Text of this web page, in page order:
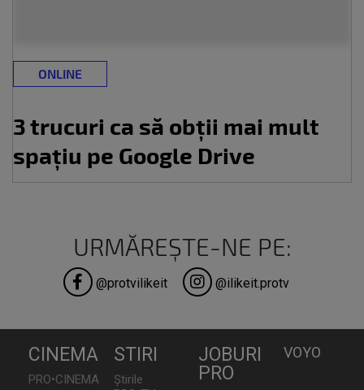
ONLINE
3 trucuri ca să obții mai mult
spațiu pe Google Drive
URMĂREȘTE-NE PE:
@protvilikeit @ilikeit.protv
CINEMA
PRO•CINEMA
STIRI
Știrile
JOBURI
PRO
VOYO